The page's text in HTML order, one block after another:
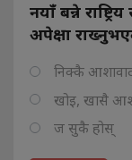
नयाँ बन्ने
अपेक्षा
निक्कै
खोइ, खासै
ज सुकै होस्